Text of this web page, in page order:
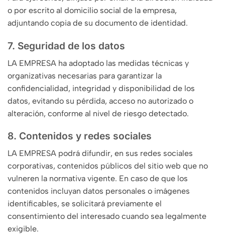
o por escrito al domicilio social de la empresa,
adjuntando copia de su documento de identidad.
7. Seguridad de los datos
LA EMPRESA ha adoptado las medidas técnicas y
organizativas necesarias para garantizar la
confidencialidad, integridad y disponibilidad de los
datos, evitando su pérdida, acceso no autorizado o
alteración, conforme al nivel de riesgo detectado.
8. Contenidos y redes sociales
LA EMPRESA podrá difundir, en sus redes sociales
corporativas, contenidos públicos del sitio web que no
vulneren la normativa vigente. En caso de que los
contenidos incluyan datos personales o imágenes
identificables, se solicitará previamente el
consentimiento del interesado cuando sea legalmente
exigible.